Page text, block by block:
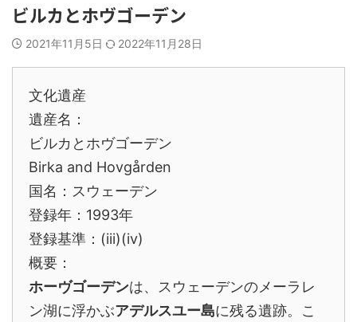
ビルカとホヴゴーデン
2021年11月5日 2022年11月28日
文化遺産
遺産名：
ビルカとホヴゴーデン
Birka and Hovgården
国名：スウェーデン
登録年：1993年
登録基準：(iii)(iv)
概要：
ホーヴゴーデンは、スウェーデンのメーラレ
ン湖に浮かぶアデルスユー島に残る遺跡。こ